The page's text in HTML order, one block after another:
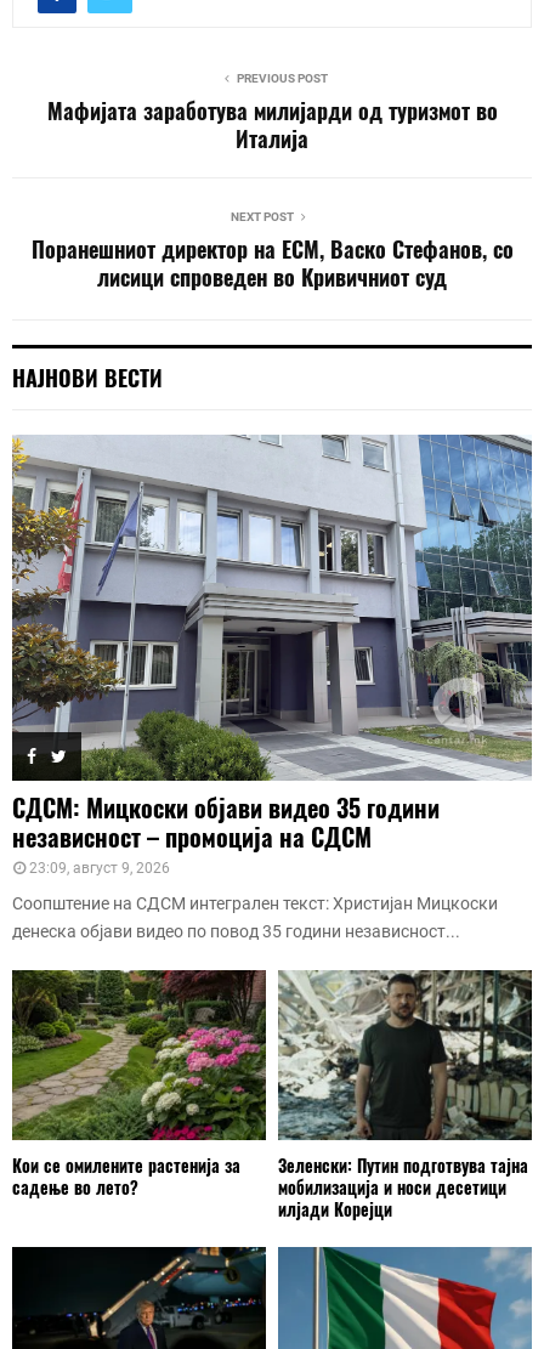
PREVIOUS POST
Мафијата заработува милијарди од туризмот во
Италија
NEXT POST
Поранешниот директор на ЕСМ, Васко Стефанов, со
лисици спроведен во Кривичниот суд
НАЈНОВИ ВЕСТИ
СДСМ: Мицкоски објави видео 35 години
независност – промоција на СДСМ
23:09, август 9, 2026
Соопштение на СДСМ интегрален текст: Христијан Мицкоски
денеска објави видео по повод 35 години независност...
Кои се омилените растенија за
садење во лето?
Зеленски: Путин подготвува тајна
мобилизација и носи десетици
илјади Корејци